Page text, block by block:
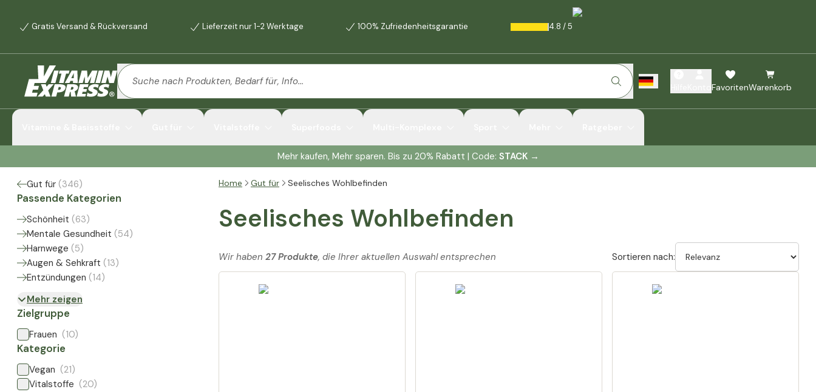
Gratis Versand & Rückversand Lieferzeit nur 1-2 Werktage 100% Zufriedenheitsgarantie 4.8 /5
FavoritenWarenkorb
Mehr kaufen, Mehr sparen. Bis zu 20% Rabatt | Code: STACK →
Gut für (346)
Passende Kategorien
Schönheit (63)
Mentale Gesundheit (54)
Harnwege (5)
Augen & Sehkraft (13)
Entzündungen (14)
Mehr zeigen
Zielgruppe
Frauen (10)
Kategorie
Vegan (21)
Vitalstoffe (20)
Home Gut für Seelisches Wohlbefinden
Seelisches Wohlbefinden
Wir haben 27 Produkte, die Ihrer aktuellen Auswahl entsprechen Sortieren nach: